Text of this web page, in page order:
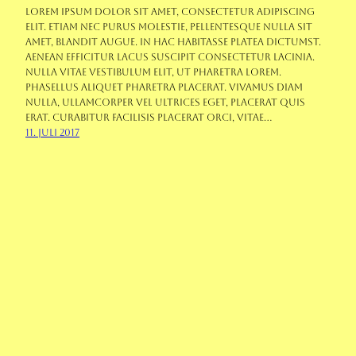
Lorem ipsum dolor sit amet, consectetur adipiscing
elit. Etiam nec purus molestie, pellentesque nulla sit
amet, blandit augue. In hac habitasse platea dictumst.
Aenean efficitur lacus suscipit consectetur lacinia.
Nulla vitae vestibulum elit, ut pharetra lorem.
Phasellus aliquet pharetra placerat. Vivamus diam
nulla, ullamcorper vel ultrices eget, placerat quis
erat. Curabitur facilisis placerat orci, vitae…
11. Juli 2017